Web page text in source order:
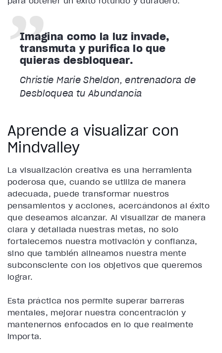
Imagina como la luz invade,
transmuta y purifica lo que
quieras desbloquear.
Christie Marie Sheldon, entrenadora de
Desbloquea tu Abundancia
Aprende a visualizar con
Mindvalley
La visualización creativa es una herramienta
poderosa que, cuando se utiliza de manera
adecuada, puede transformar nuestros
pensamientos y acciones, acercándonos al éxito
que deseamos alcanzar. Al visualizar de manera
clara y detallada nuestras metas, no solo
fortalecemos nuestra motivación y confianza,
sino que también alineamos nuestra mente
subconsciente con los objetivos que queremos
lograr.
Esta práctica nos permite superar barreras
mentales, mejorar nuestra concentración y
mantenernos enfocados en lo que realmente
importa.